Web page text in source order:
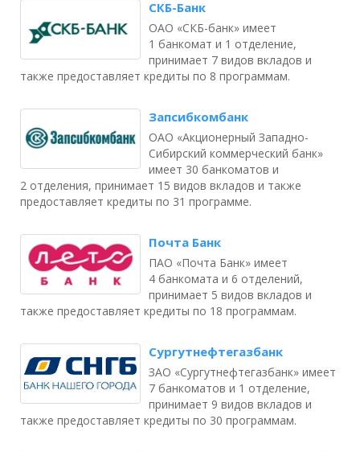
СКБ-Банк
ОАО «СКБ-банк» имеет
1 банкомат и 1 отделение,
принимает 7 видов вкладов и
также предоставляет кредиты по 8 программам.
Запсибкомбанк
ОАО «Акционерный Западно-
Сибирский коммерческий банк»
имеет 30 банкоматов и
2 отделения, принимает 15 видов вкладов и также
предоставляет кредиты по 31 программе.
Почта Банк
ПАО «Почта Банк» имеет
4 банкомата и 6 отделений,
принимает 5 видов вкладов и
также предоставляет кредиты по 18 программам.
Сургутнефтегазбанк
ЗАО «Сургутнефтегазбанк» имеет
7 банкоматов и 1 отделение,
принимает 9 видов вкладов и
также предоставляет кредиты по 30 программам.